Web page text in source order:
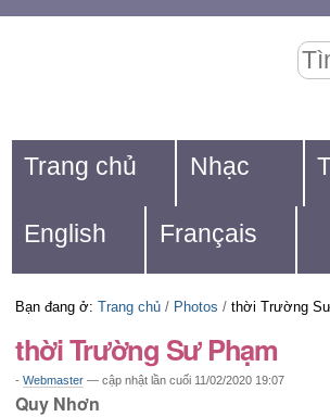
dung.
đến
mục
định
hướng
cá
nhân
kiếm
Navigation
Trang chủ Nhạc
English Français
Bạn đang ở: Trang chủ / Photos / thời Trường
thời Trường Sư Phạm
- Webmaster — cập nhật lần cuối 11/02/2020 19:07
Quy Nhơn